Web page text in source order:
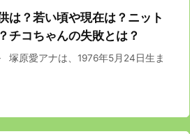
は？若い頃や現在は？ニット
チコちゃんの失敗とは？
塚原愛アナは、1976年5月24日生ま